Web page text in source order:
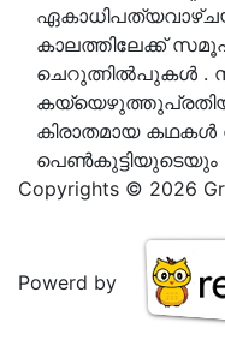
കാലത്തിലേക്ക്
ചെറുത്നിൽപുകൾ .
കിരാതമായ കഥകൾ
പെൺകുട്ടിയുടെയും
Copyrights © 2026
Powerd by